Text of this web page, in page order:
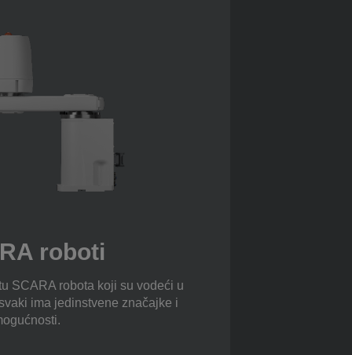
roboti
SCARA robota koji su vodeći u
ima jedinstvene značajke i